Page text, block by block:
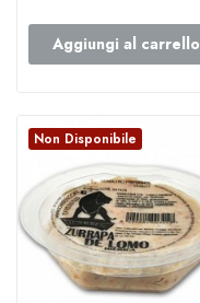
Aggiungi al carrello
Non Disponibile